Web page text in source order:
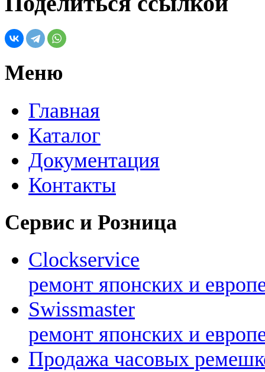
Меню
Главная
Каталог
Документация
Контакты
Сервис и Розница
Clockservice
ремонт японских и
Swissmaster
ремонт японских и
Продажа часовых